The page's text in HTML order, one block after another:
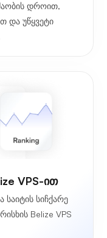
დროით,
და უწყვეტი
VPS-ით
საიტის სიჩქარე
Belize VPS